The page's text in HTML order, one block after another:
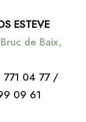
ESTEVE
de Baix,
771 04 77 /
09 61